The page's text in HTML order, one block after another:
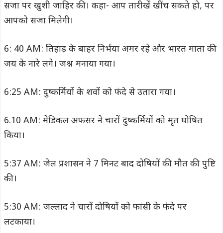
सजा पर खुशी जाहिर की। कहा- आप तारीखें खींच सकते हो, पर
आपको सजा मिलेगी।
6: 40 AM: तिहाड़ के बाहर निर्भया अमर रहे और भारत माता की
जय के नारे लगे। जश्न मनाया गया।
6:25 AM: दुष्कर्मियों के शवों को फंदे से उतारा गया।
6.10 AM: मेडिकल अफसर ने चारों दुष्कर्मियों को मृत घोषित
किया।
5:37 AM: जेल प्रशासन ने 7 मिनट बाद दोषियों की मौत की पुष्टि
की।
5:30 AM: जल्लाद ने चारों दोषियों को फांसी के फंदे पर
लटकाया।